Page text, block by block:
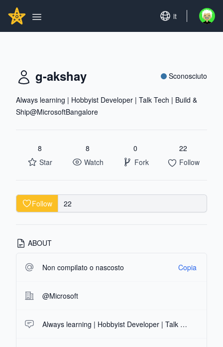
GITHUBSTAR
Open main menu
Set language
it Open
g-akshay Sconosciuto
Always learning | Hobbyist Developer | Talk Tech | Build &
Ship@MicrosoftBangalore
8
Star
8
Watch
0
Fork
22
Follow
Follow 22
ABOUT
Non compilato o nascosto Copia
@Microsoft
Always learning | Hobbyist Developer | Talk Tech | Build & Ship